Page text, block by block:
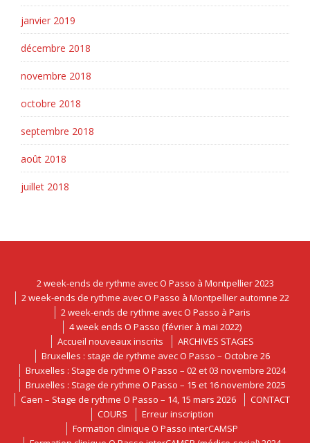
janvier 2019
décembre 2018
novembre 2018
octobre 2018
septembre 2018
août 2018
juillet 2018
2 week-ends de rythme avec O Passo à Montpellier 2023
2 week-ends de rythme avec O Passo à Montpellier automne 22
2 week-ends de rythme avec O Passo à Paris
4 week ends O Passo (février à mai 2022)
Accueil nouveaux inscrits
ARCHIVES STAGES
Bruxelles : stage de rythme avec O Passo – Octobre 26
Bruxelles : Stage de rythme O Passo – 02 et 03 novembre 2024
Bruxelles : Stage de rythme O Passo – 15 et 16 novembre 2025
Caen – Stage de rythme O Passo – 14, 15 mars 2026
CONTACT
COURS
Erreur inscription
Formation clinique O Passo interCAMSP